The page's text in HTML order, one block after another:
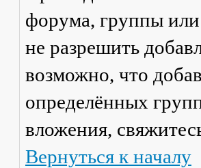
форума, группы
не разрешить
возможно, что
определённых
вложения,
Вернуться к началу